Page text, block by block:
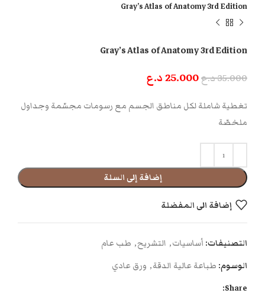
Gray’s Atlas of Anatomy 3rd Edition
Gray’s Atlas of Anatomy 3rd Edition
35.000د.ع25.000د.ع
تغطية شاملة لكل مناطق الجسم مع رسومات مجسّمة وجداول
ملخصّة
إضافة إلى السلة
إضافة الى المفضلة
التصنيفات: أساسيات, التشريح, طب عام
الوسوم: طباعة عالية الدقة, ورق عادي
Share: